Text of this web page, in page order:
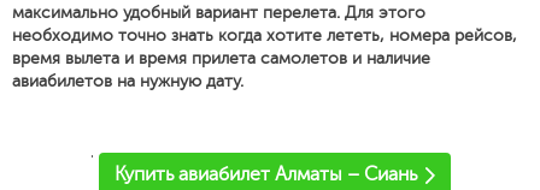
максимально удобный вариант перелета. Для этого
необходимо точно знать когда хотите лететь, номера рейсов,
время вылета и время прилета самолетов и наличие
авиабилетов на нужную дату.
'
Купить авиабилет Алматы – Сиань